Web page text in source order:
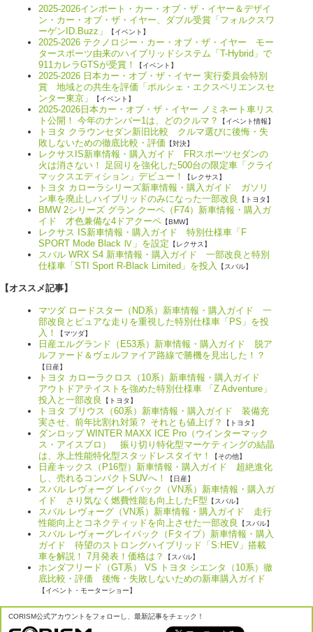
2025-2026インポート・カー・オブ・ザ・イヤー＆デザイ
ン・カー・オブ・ザ・イヤー、ダブル受賞「フォルクスワ
ーゲンID.Buzz」
【イベント】
2025-2026 テクノロジー・カー・オブ・ザ・イヤー モー
タースポーツ由来のハイブリッドシステム「T-Hybrid」で
911カレラGTSが受賞！
【イベント】
2025-2026 日本カー・オブ・ザ・イヤー 実行委員会特別
賞 地域との共生を評価「ポルシェ・エクスペリエンスセ
ンター東京」
【イベント】
2025-2026日本カー・オブ・ザ・イヤー ノミネート車リス
ト公開！ 今年のナンバー1は、どのクルマ？
【イベント情報】
トヨタ クラウンセダン新旧比較 クルマ選びに後悔・失
敗しないための徹底比較・評価 【対決】
レクサスIS新車情報・購入ガイド FRスポーツセダンの
火は消さない！ 足回りを強化した500台の限定車「クライ
マックスエディション」デビュー！
【レクサス】
トヨタ カローラシリーズ新車情報・購入ガイド ガソリ
ン車を廃止しハイブリッドのみになった一部改良
【トヨタ】
BMW 2シリーズ グラン クーペ（F74）新車情報・購入ガ
イド 才色兼備な4ドアクーペ 【BMW】
レクサス IS新車情報・購入ガイド 特別仕様車「F
SPORT Mode Black Ⅳ」を設定 【レクサス】
スバル WRX S4 新車情報・購入ガイド 一部改良と特別
仕様車「STI Sport R-Black Limited」を投入
【スバル】
【オススメ記事】
マツダ ロードスター（ND系）新車情報・購入ガイド 一
部改良とピュアな走りを重視した特別仕様車「PS」を投
入！
【マツダ】
日産エルグランド（E53系）新車情報・購入ガイド 脱ア
ルファード＆ヴェルファイア路線で勝機を見出した！？
【日産】
トヨタ カローラクロス（10系）新車情報・購入ガイド
アウトドアテイストを強めた特別仕様車 「Z Adventure」
投入と一部改良
【トヨタ】
トヨタ プリウス（60系）新車情報・購入ガイド 装備充
実させ、前年比割れ対策？ それとも値上げ？
【トヨタ】
ダンロップ WINTER MAXX ICE Pro（ウインターマック
ス・アイスプロ） 振り切り特化型マーケティングの結晶
は、氷上性能特化型スタッドレスタイヤ！
【その他】
日産キックス（P16型）新車情報・購入ガイド 超絶進化
し、売れるコンパクトSUVへ！
【日産】
スバル レヴォーグ レイバック（VN系）新車情報・購入ガ
イド さり気なく燃費性能も向上したF型 【スバル】
スバル レヴォーグ（VN系）新車情報・購入ガイド 走行
性能向上とコネクティッドを向上させた一部改良
【スバル】
スバル レヴォーグレイバック（Fタイプ）新車情報・購入
ガイド 待望のストロングハイブリッド「S:HEV」搭載
車を解説！ 7月発表！価格は？
【スバル】
ホンダフリード（GT系） VS トヨタ シエンタ（10系）徹
底比較・評価 後悔・失敗しないための新車購入ガイド
【イベント・モーターショー】
CORISM公式アカウントをフォローし、最新記事をチェック！